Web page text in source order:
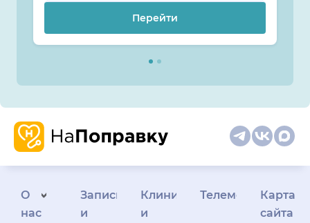
Перейти
О
нас
Запись
и
Клиникам
и
Телемедицина
Карта
сайта